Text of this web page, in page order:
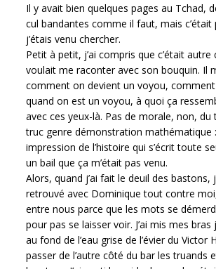
Il y avait bien quelques pages au Tchad,
cul bandantes comme il faut, mais c’était
j’étais venu chercher.
Petit à petit, j’ai compris que c’était autre
voulait me raconter avec son bouquin. Il
comment on devient un voyou,
quand on est un voyou, à quoi ça
avec ces yeux-là. Pas de morale, non,
truc genre démonstration mathématique
impression de l’histoire qui s’écrit toute
un bail que ça m’était pas venu.
Alors, quand j’ai fait le deuil des bastons,
retrouvé avec Dominique tout contre
entre nous parce que les mots se
pour pas se laisser voir. J’ai mis mes bras
au fond de l’eau grise de l’évier du Victor
passer de l’autre côté du bar les truands